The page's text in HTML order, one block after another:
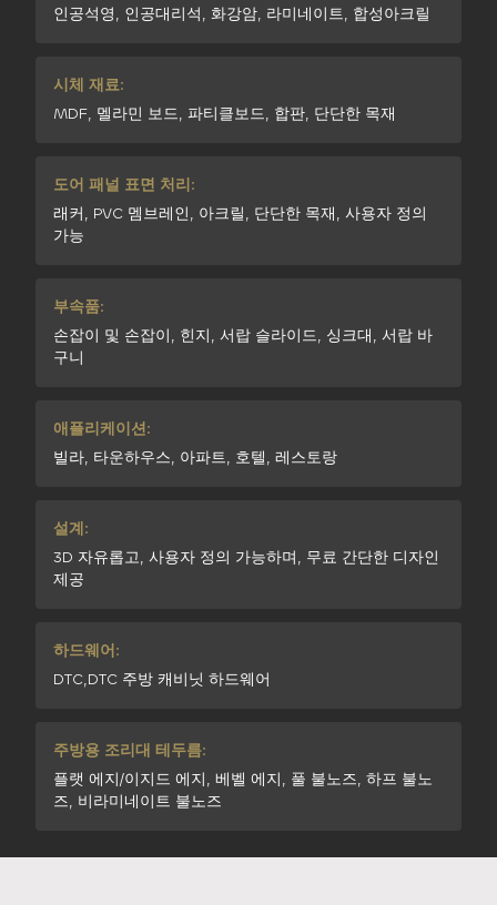
인공석영, 인공대리석, 화강암, 라미네이트, 합성아크릴
시체 재료:
MDF, 멜라민 보드, 파티클보드, 합판, 단단한 목재
도어 패널 표면 처리:
래커, PVC 멤브레인, 아크릴, 단단한 목재, 사용자 정의
가능
부속품:
손잡이 및 손잡이, 힌지, 서랍 슬라이드, 싱크대, 서랍 바
구니
애플리케이션:
빌라, 타운하우스, 아파트, 호텔, 레스토랑
설계:
3D 자유롭고, 사용자 정의 가능하며, 무료 간단한 디자인
제공
하드웨어:
DTC,DTC 주방 캐비닛 하드웨어
주방용 조리대 테두름:
플랫 에지/이지드 에지, 베벨 에지, 풀 불노즈, 하프 불노
즈, 비라미네이트 불노즈